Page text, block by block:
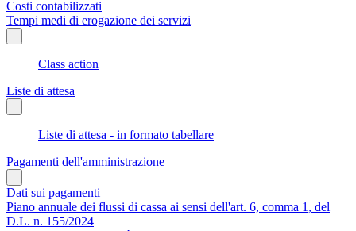
Costi contabilizzati
Tempi medi di erogazione dei servizi
Class action
Liste di attesa
Liste di attesa - in formato tabellare
Pagamenti dell'amministrazione
Dati sui pagamenti
Piano annuale dei flussi di cassa ai sensi dell'art. 6, comma 1, del
D.L. n. 155/2024